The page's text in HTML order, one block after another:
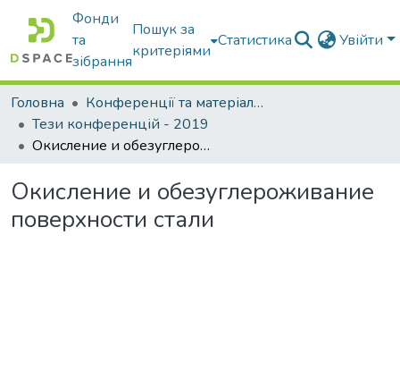
Фонди
та
зібрання
Пошук за
критеріями
Статистика Увійти
Головна
Конференції та матеріали конференцій
Тези конференцій - 2019
Окисление и обезуглероживание поверхности стали
Окисление и обезуглероживание
поверхности стали